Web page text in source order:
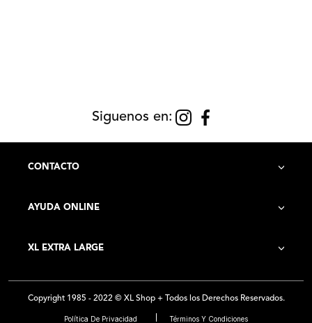
Siguenos en:
CONTACTO
AYUDA ONLINE
Contacto
Preguntas Frecuentes
XL EXTRA LARGE
Historia de la Empresa
Copyright 1985 - 2022 © XL Shop + Todos los Derechos Reservados.
Política De Privacidad Términos Y Condiciones